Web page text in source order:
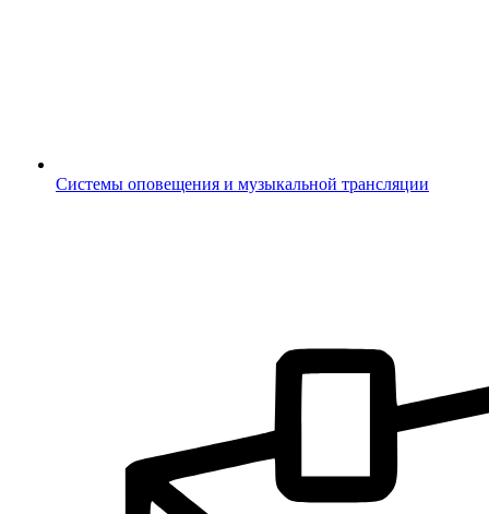
Системы оповещения и музыкальной трансляции